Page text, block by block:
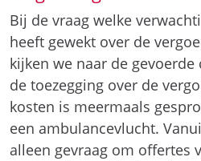
Bij de vraag welke
heeft gewekt over de
kijken we naar de
de toezegging over de
kosten is meermaals
een ambulancevlucht.
alleen gevraag om offertes